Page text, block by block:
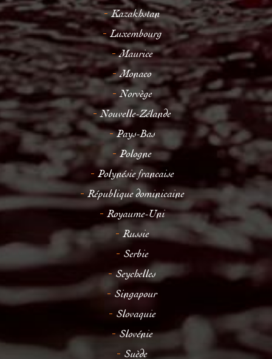
Kazakhstan
Luxembourg
Maurice
Monaco
Norvège
Nouvelle-Zélande
Pays-Bas
Pologne
Polynésie francaise
République dominicaine
Royaume-Uni
Russie
Serbie
Seychelles
Singapour
Slovaquie
Slovénie
Suède